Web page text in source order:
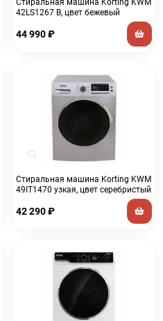
42LS1267 B, цвет бежевый
44 990₽
Стиральная машина Korting KWM
49IT1470 узкая, цвет серебристый
42 290₽